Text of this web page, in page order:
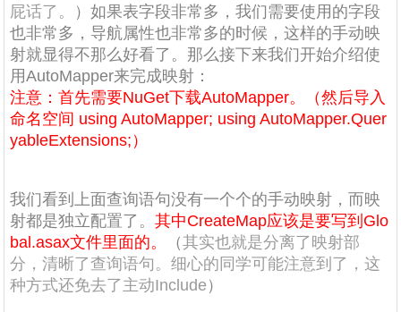
屁话了。
）如果表字段非常多，我们需要使用的字段
也非常多，导航属性也非常多的时候，这样的手动映
射就显得不那么好看了。那么接下来我们开始介绍使
用AutoMapper来完成映射：
注意：首先需要NuGet下载AutoMapper。（然后导入
命名空间 using AutoMapper; using AutoMapper.Quer
yableExtensions;）
我们看到上面查询语句没有一个个的手动映射，而映
射都是独立配置了。其中CreateMap应该是要写到Glo
bal.asax文件里面的。
（其实也就是分离了映射部
分，清晰了查询语句。细心的同学可能注意到了，这
种方式还免去了主动Include ）